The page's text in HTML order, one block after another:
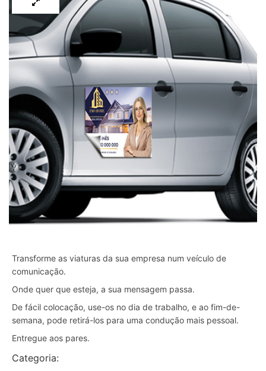
Transforme as viaturas da sua empresa num veículo de
comunicação.
Onde quer que esteja, a sua mensagem passa.
De fácil colocação, use-os no dia de trabalho, e ao fim-de-
semana, pode retirá-los para uma condução mais pessoal.
Entregue aos pares.
Categoria: